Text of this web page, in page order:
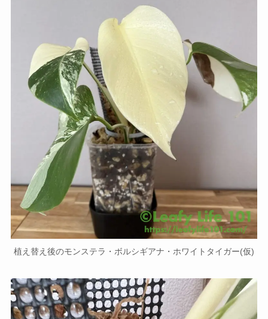
植え替え後のモンステラ・ボルシギアナ・ホワイトタイガー(仮)